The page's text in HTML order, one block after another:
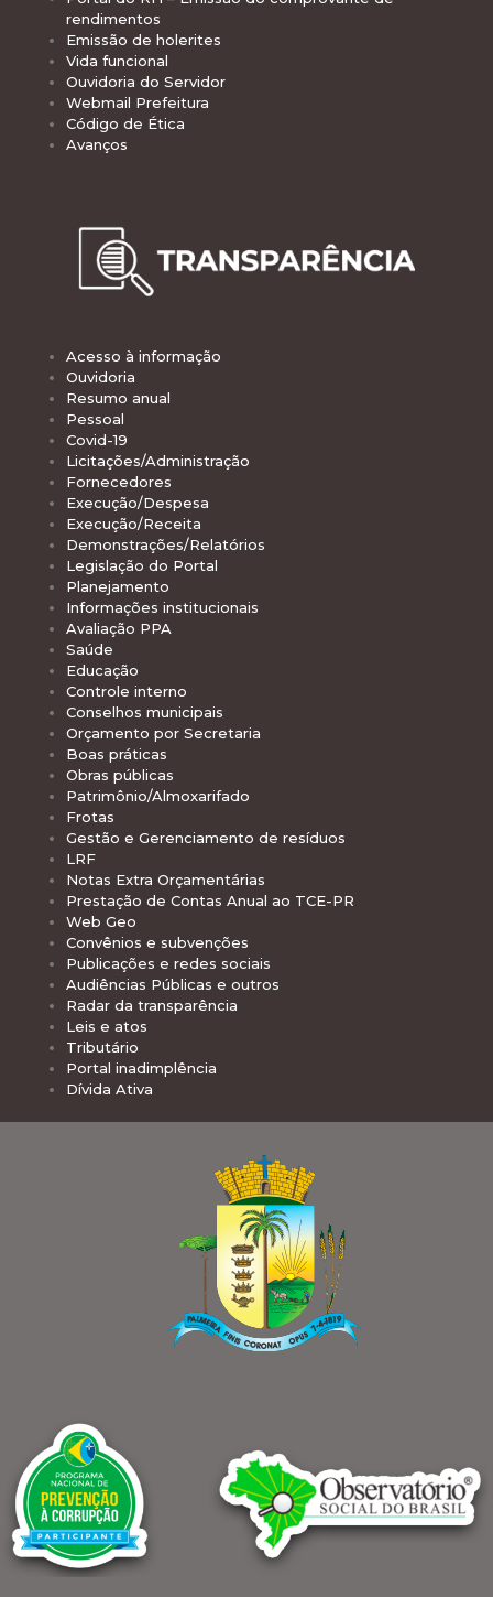
rendimentos
Emissão de holerites
Vida funcional
Ouvidoria do Servidor
Webmail Prefeitura
Código de Ética
Avanços
Acesso à informação
Ouvidoria
Resumo anual
Pessoal
Covid-19
Licitações/Administração
Fornecedores
Execução/Despesa
Execução/Receita
Demonstrações/Relatórios
Legislação do Portal
Planejamento
Informações institucionais
Avaliação PPA
Saúde
Educação
Controle interno
Conselhos municipais
Orçamento por Secretaria
Boas práticas
Obras públicas
Patrimônio/Almoxarifado
Frotas
Gestão e Gerenciamento de resíduos
LRF
Notas Extra Orçamentárias
Prestação de Contas Anual ao TCE-PR
Web Geo
Convênios e subvenções
Publicações e redes sociais
Audiências Públicas e outros
Radar da transparência
Leis e atos
Tributário
Portal inadimplência
Dívida Ativa